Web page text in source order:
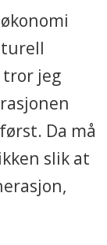
jeg
Da må
slik at